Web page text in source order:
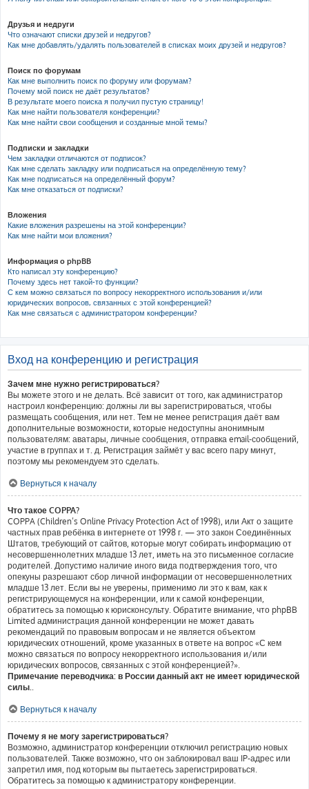
Друзья и недруги
Что означают списки друзей и недругов?
Как мне добавлять/удалять пользователей в списках моих друзей и недругов?
Поиск по форумам
Как мне выполнить поиск по форуму или форумам?
Почему мой поиск не даёт результатов?
В результате моего поиска я получил пустую страницу!
Как мне найти пользователя конференции?
Как мне найти свои сообщения и созданные мной темы?
Подписки и закладки
Чем закладки отличаются от подписок?
Как мне сделать закладку или подписаться на определённую тему?
Как мне подписаться на определённый форум?
Как мне отказаться от подписки?
Вложения
Какие вложения разрешены на этой конференции?
Как мне найти мои вложения?
Информация о phpBB
Кто написал эту конференцию?
Почему здесь нет такой-то функции?
С кем можно связаться по вопросу некорректного использования и/или
юридических вопросов, связанных с этой конференцией?
Как мне связаться с администратором конференции?
Вход на конференцию и регистрация
Зачем мне нужно регистрироваться?
Вы можете этого и не делать. Всё зависит от того, как администратор
настроил конференцию: должны ли вы зарегистрироваться, чтобы
размещать сообщения, или нет. Тем не менее регистрация даёт вам
дополнительные возможности, которые недоступны анонимным
пользователям: аватары, личные сообщения, отправка email-сообщений,
участие в группах и т. д. Регистрация займёт у вас всего пару минут,
поэтому мы рекомендуем это сделать.
Вернуться к началу
Что такое COPPA?
COPPA (Children’s Online Privacy Protection Act of 1998), или Акт о защите
частных прав ребёнка в интернете от 1998 г. — это закон Соединённых
Штатов, требующий от сайтов, которые могут собирать информацию от
несовершеннолетних младше 13 лет, иметь на это письменное согласие
родителей. Допустимо наличие иного вида подтверждения того, что
опекуны разрешают сбор личной информации от несовершеннолетних
младше 13 лет. Если вы не уверены, применимо ли это к вам, как к
регистрирующемуся на конференции, или к самой конференции,
обратитесь за помощью к юрисконсульту. Обратите внимание, что phpBB
Limited администрация данной конференции не может давать
рекомендаций по правовым вопросам и не является объектом
юридических отношений, кроме указанных в ответе на вопрос «С кем
можно связаться по вопросу некорректного использования и/или
юридических вопросов, связанных с этой конференцией?».
Примечание переводчика: в России данный акт не имеет юридической
силы..
Вернуться к началу
Почему я не могу зарегистрироваться?
Возможно, администратор конференции отключил регистрацию новых
пользователей. Также возможно, что он заблокировал ваш IP-адрес или
запретил имя, под которым вы пытаетесь зарегистрироваться.
Обратитесь за помощью к администратору конференции.